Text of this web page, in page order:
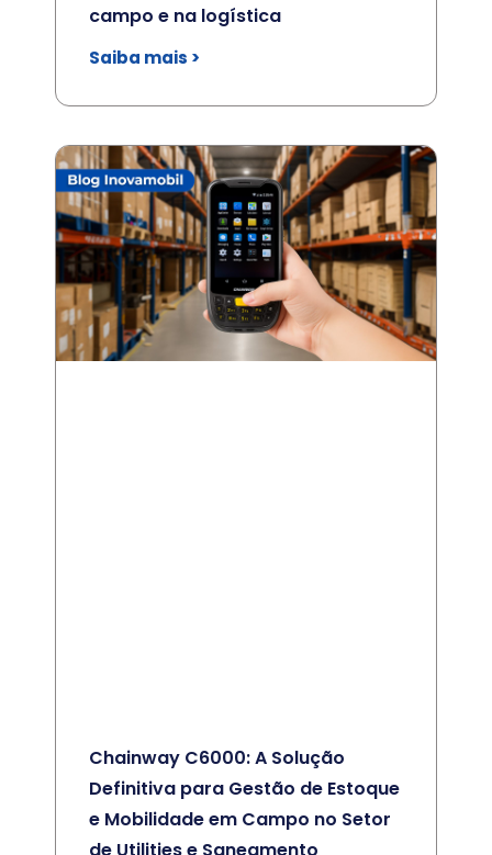
campo e na logística
Saiba mais >
Chainway C6000: A Solução
Definitiva para Gestão de Estoque
e Mobilidade em Campo no Setor